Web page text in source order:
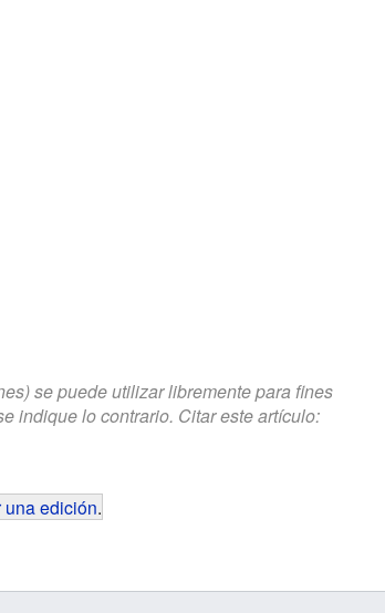
se puede utilizar libremente para fines
indique lo contrario. Citar este artículo:
una edición.